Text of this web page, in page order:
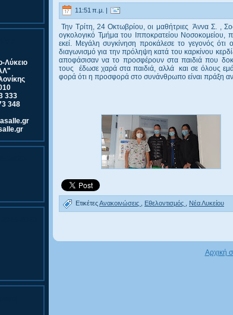
Λύκειο
333
348
11:51 π.μ. |
Την Τρίτη, 24 Οκτωβρίου, οι μαθήτριες Άννα Σ. ,
ογκολογικό Τμήμα του Ιπποκρατείου Νοσοκομείου,
εκεί. Μεγάλη συγκίνηση προκάλεσε το γεγονός ότι
διαγωνισμό για την πρόληψη κατά του καρκίνου
αποφάσισαν να το προσφέρουν στα παιδιά που
τους έδωσε χαρά στα παιδιά, αλλά και σε όλους
φορά ότι η προσφορά στο συνάνθρωπο είναι πράξη
ΕτικέτεςΑνακοινώσεις Εθελοντισμός Νέα Λυκείου
Αρχική